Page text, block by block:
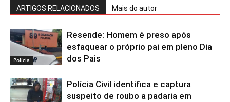
ARTIGOS RELACIONADOS Mais do autor
Polícia
Resende: Homem é preso após
esfaquear o próprio pai em pleno Dia
dos Pais
Polícia Civil identifica e captura
suspeito de roubo a padaria em